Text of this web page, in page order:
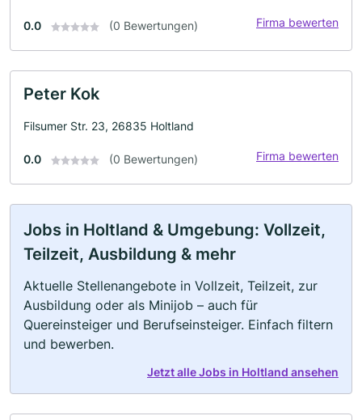
0.0 (0 Bewertungen) Firma bewerten
Peter Kok
Filsumer Str. 23, 26835 Holtland
0.0 (0 Bewertungen) Firma bewerten
Jobs in Holtland & Umgebung: Vollzeit,
Teilzeit, Ausbildung & mehr
Aktuelle Stellenangebote in Vollzeit, Teilzeit, zur
Ausbildung oder als Minijob – auch für
Quereinsteiger und Berufseinsteiger. Einfach filtern
und bewerben.
Jetzt alle Jobs in Holtland ansehen